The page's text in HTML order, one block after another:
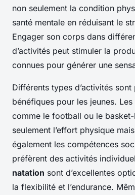
non seulement la condition
santé mentale en réduisant le
Engager son corps dans
d’activités peut stimuler la
connues pour générer une
Différents types d’activités
bénéfiques pour les jeunes. Les
comme le football ou le
seulement l’effort physique
également les compétences
préfèrent des activités
natation sont d’excellentes
la flexibilité et l’endurance.